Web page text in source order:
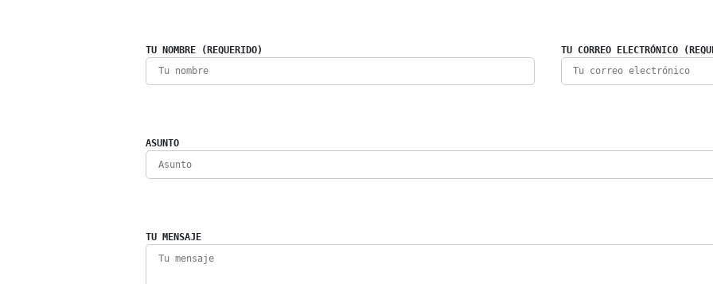
TU NOMBRE (REQUERIDO) TU CORREO ELECTRÓNICO
ASUNTO
TU MENSAJE